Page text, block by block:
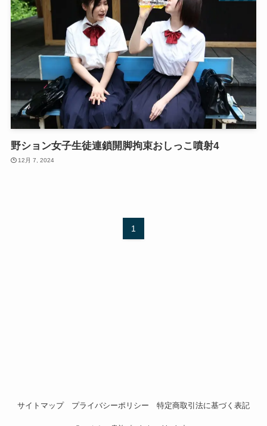
野ション女子生徒連鎖開脚拘束おしっこ噴射4
12月 7, 2024
1
サイトマップ プライバシーポリシー 特定商取引法に基づく表記